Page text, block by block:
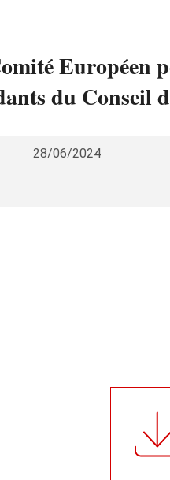
Européen
du Conseil
28/06/2024